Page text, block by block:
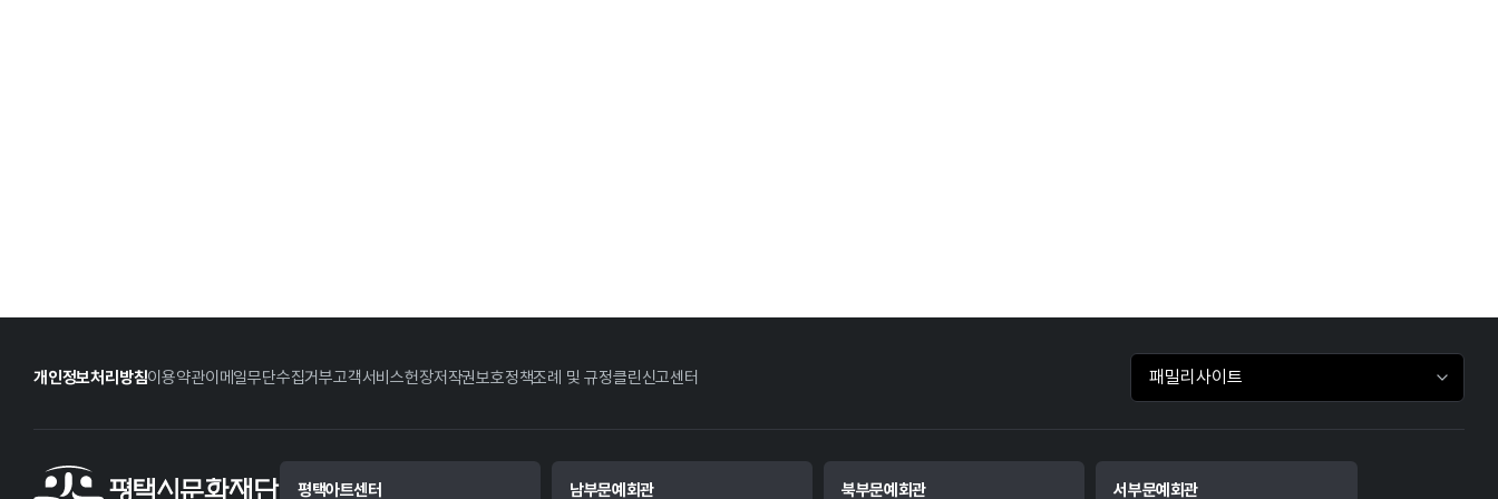
개인정보처리방침이용약관이메일무단수집거부고객서비스헌장저작권보호정책조례 및 규정클린신고센터 패밀리사이트 바로가기
평택아트센터 남부문예회관 북부문예회관 서부문예회관